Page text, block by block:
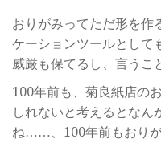
おりがみってただ形を作
ケーションツールとして
威厳も保てるし、言うこ
100年前も、菊良紙店の
しれないと考えるとなん
ね……、100年前もおり